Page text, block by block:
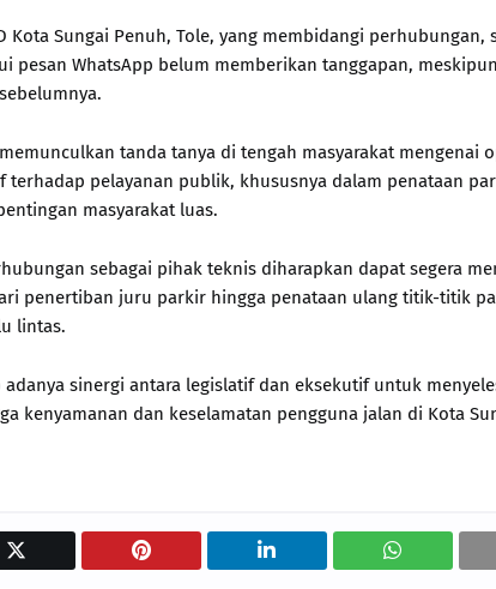
Kota Sungai Penuh, Tole, yang membidangi
pesan WhatsApp belum memberikan tanggapan,
tanda tanya di tengah masyarakat mengenai
terhadap pelayanan publik, khususnya dalam penataan
masyarakat luas.
sebagai pihak teknis diharapkan dapat segera
penertiban juru parkir hingga penataan ulang titik-titik
lintas.
adanya sinergi antara legislatif dan eksekutif untuk
kenyamanan dan keselamatan pengguna jalan di Kota